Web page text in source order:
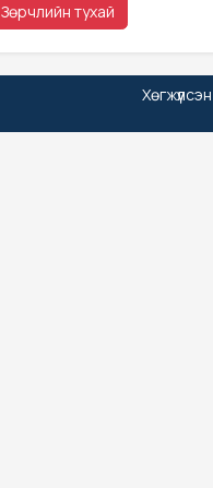
Зөрчлийн тухай